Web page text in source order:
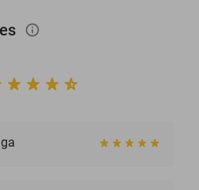
info_outlined